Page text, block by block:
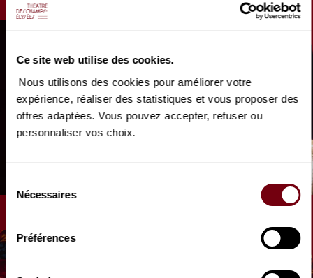
Ce site web utilise des cookies.
Nous utilisons des cookies pour améliorer votre
expérience, réaliser des statistiques et vous proposer des
offres adaptées. Vous pouvez accepter, refuser ou
personnaliser vos choix.
du Nécessaires
Préférences
CONCERT | FRANCE MUSIQUE